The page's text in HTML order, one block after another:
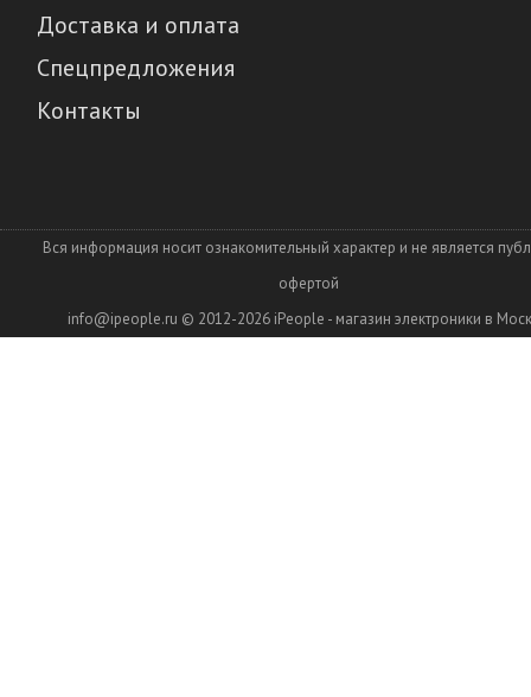
Доставка и оплата
Спецпредложения
Контакты
Вся информация носит ознакомительный характер и не является
офертой
info@ipeople.ru © 2012-2026 iPeople - магазин электроники в